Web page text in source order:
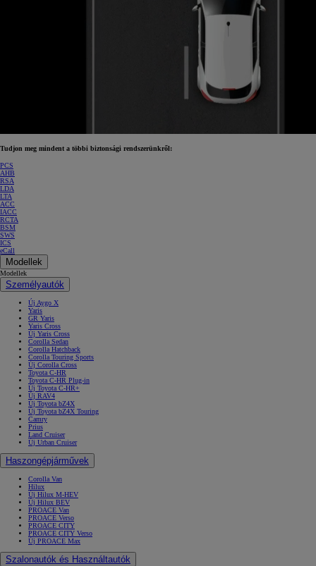
Tudjon meg mindent a többi biztonsági rendszerünkről:
PCS
AHB
RSA
LDA
LTA
ACC
IACC
RCTA
BSM
SWS
ICS
eCall
Modellek
Modellek
Személyautók
Új Aygo X
Yaris
GR Yaris
Yaris Cross
Új Yaris Cross
Corolla Sedan
Corolla Hatchback
Corolla Touring Sports
Új Corolla Cross
Toyota C-HR
Toyota C-HR Plug-in
Új Toyota C-HR+
Új RAV4
Új Toyota bZ4X
Új Toyota bZ4X Touring
Camry
Prius
Land Cruiser
Új Urban Cruiser
Haszongépjárművek
Corolla Van
Hilux
Új Hilux M-HEV
Új Hilux BEV
PROACE Van
PROACE Verso
PROACE CITY
PROACE CITY Verso
Új PROACE Max
Szalonautók és Használtautók